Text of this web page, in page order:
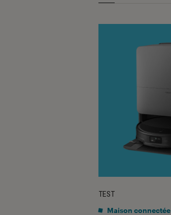
TEST
Maison connectée